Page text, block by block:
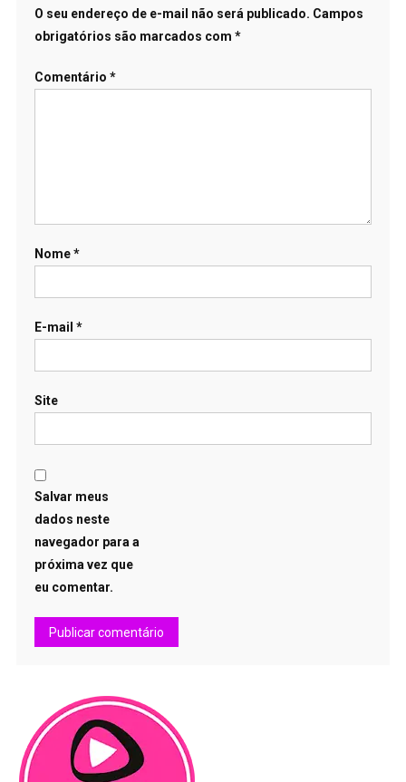
O seu endereço de e-mail não será publicado. Campos
obrigatórios são marcados com *
Comentário *
Nome*
E-mail *
Site
Salvar meus
dados neste
navegador para a
próxima vez que
eu comentar.